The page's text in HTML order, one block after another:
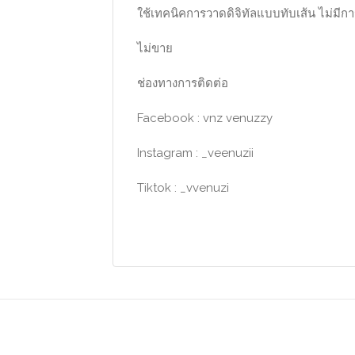
ใช้เทคนิคการวาดดิจิทัลแบบทับเส้น ไม่มีกา
ไม่ขาย
ช่องทางการติดต่อ
Facebook : vnz venuzzy
Instagram : _veenuzii
Tiktok : _vvenuzi